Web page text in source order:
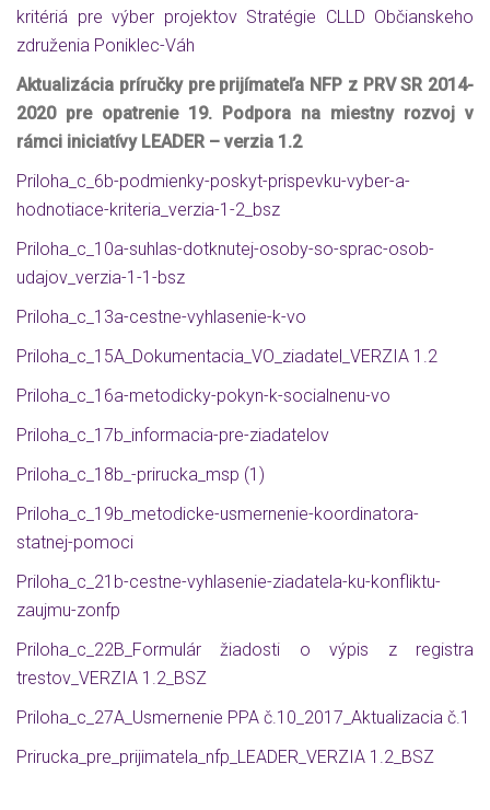
kritériá pre výber projektov Stratégie CLLD Občianskeho
združenia Poniklec-Váh
Aktualizácia príručky pre prijímateľa NFP z PRV SR 2014-
2020 pre opatrenie 19. Podpora na miestny rozvoj v
rámci iniciatívy LEADER – verzia 1.2
Priloha_c_6b-podmienky-poskyt-prispevku-vyber-a-
hodnotiace-kriteria_verzia-1-2_bsz
Priloha_c_10a-suhlas-dotknutej-osoby-so-sprac-osob-
udajov_verzia-1-1-bsz
Priloha_c_13a-cestne-vyhlasenie-k-vo
Priloha_c_15A_Dokumentacia_VO_ziadatel_VERZIA 1.2
Priloha_c_16a-metodicky-pokyn-k-socialnenu-vo
Priloha_c_17b_informacia-pre-ziadatelov
Priloha_c_18b_-prirucka_msp (1)
Priloha_c_19b_metodicke-usmernenie-koordinatora-
statnej-pomoci
Priloha_c_21b-cestne-vyhlasenie-ziadatela-ku-konfliktu-
zaujmu-zonfp
Priloha_c_22B_Formulár žiadosti o výpis z registra
trestov_VERZIA 1.2_BSZ
Priloha_c_27A_Usmernenie PPA č.10_2017_Aktualizacia č.1
Prirucka_pre_prijimatela_nfp_LEADER_VERZIA 1.2_BSZ